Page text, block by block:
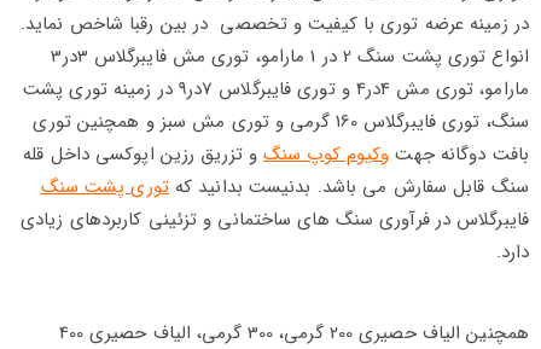
در زمینه عرضه توری با کیفیت و تخصصی در بین رقبا شاخص نماید.
انواع توری پشت سنگ 2 در 1 مارامو، توری مش فایبرگلاس 3در3
مارامو، توری مش 4در4 و توری فایبرگلاس 7در9 در زمینه توری پشت
سنگ، توری فایبرگلاس 160 گرمی و توری مش سبز و همچنین توری
بافت دوگانه جهت وکیوم کوپ سنگو تزریق رزین اپوکسی داخل قله
سنگ قابل سفارش می باشد. بدنیست بدانید کهتوری پشت سنگ
فایبرگلاس در فرآوری سنگ های ساختمانی و تزئینی کاربردهای زیادی
دارد.
همچنین الیاف حصیری 200 گرمی، 300 گرمی، الیاف حصیری 400